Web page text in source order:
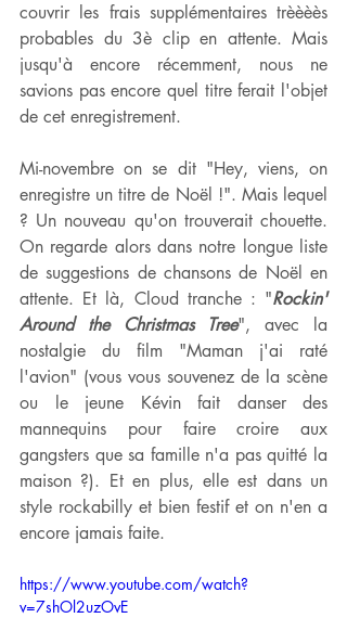
couvrir les frais supplémentaires trèèèès
probables du 3è clip en attente. Mais
jusqu'à encore récemment, nous ne
savions pas encore quel titre ferait l'objet
de cet enregistrement.
Mi-novembre on se dit "Hey, viens, on
enregistre un titre de Noël !". Mais lequel
? Un nouveau qu'on trouverait chouette.
On regarde alors dans notre longue liste
de suggestions de chansons de Noël en
attente. Et là, Cloud tranche : "Rockin'
Around the Christmas Tree", avec la
nostalgie du film "Maman j'ai raté
l'avion" (vous vous souvenez de la scène
ou le jeune Kévin fait danser des
mannequins pour faire croire aux
gangsters que sa famille n'a pas quitté la
maison ?). Et en plus, elle est dans un
style rockabilly et bien festif et on n'en a
encore jamais faite.
https://www.youtube.com/watch?
v=7shOl2uzOvE